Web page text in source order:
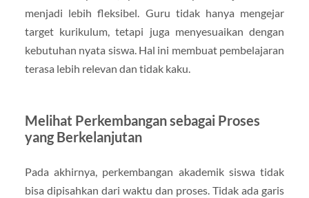
menjadi lebih fleksibel. Guru tidak hanya mengejar
target kurikulum, tetapi juga menyesuaikan dengan
kebutuhan nyata siswa. Hal ini membuat pembelajaran
terasa lebih relevan dan tidak kaku.
Melihat Perkembangan sebagai Proses
yang Berkelanjutan
Pada akhirnya, perkembangan akademik siswa tidak
bisa dipisahkan dari waktu dan proses. Tidak ada garis